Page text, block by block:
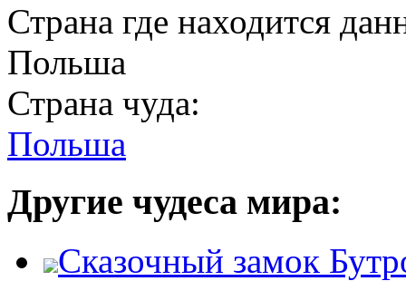
Страна где находится
Польша
Страна чуда:
Польша
Другие чудеса мира:
Сказочный замок